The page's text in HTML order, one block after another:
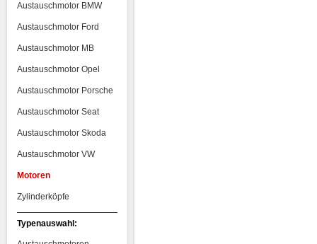
Austauschmotor BMW
Austauschmotor Ford
Austauschmotor MB
Austauschmotor Opel
Austauschmotor Porsche
Austauschmotor Seat
Austauschmotor Skoda
Austauschmotor VW
Motoren
Zylinderköpfe
Typenauswahl: